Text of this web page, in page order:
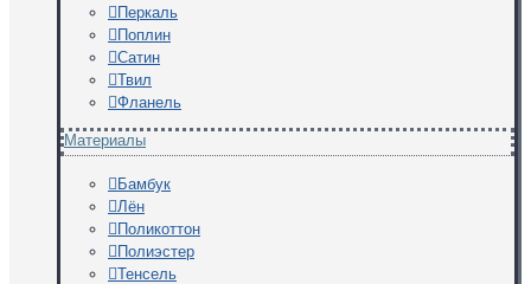
Перкаль
Поплин
Сатин
Твил
Фланель
Материалы
Бамбук
Лён
Поликоттон
Полиэстер
Тенсель